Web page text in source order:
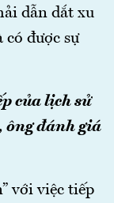
dẫn dắt xu
được sự
của lịch sử
ông đánh giá
với việc tiếp